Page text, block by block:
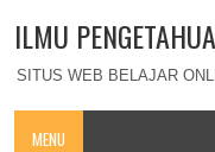
ILMU
SITUS WEB BELAJAR
MENU